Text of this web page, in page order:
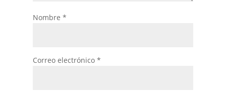
Nombre *
Correo electrónico *